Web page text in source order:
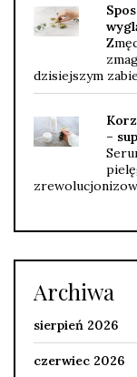
dzisiejszym
–
Archiwa
sierpień 2026
czerwiec 2026